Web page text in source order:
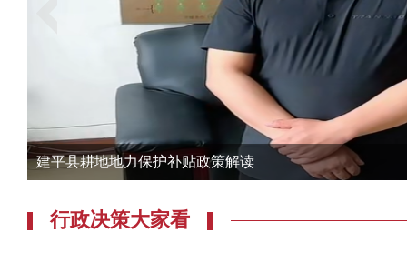
建平县耕地地力保护补贴政策解读
行政决策大家看